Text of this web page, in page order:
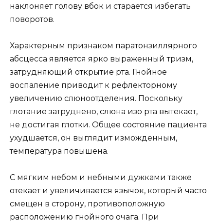
наклоняет голову вбок и старается избегать
поворотов.
Характерным признаком паратонзиллярного
абсцесса является ярко выраженный тризм,
затрудняющий открытие рта. Гнойное
воспаление приводит к рефлекторному
увеличению слюноотделения. Поскольку
глотание затруднено, слюна изо рта вытекает,
не достигая глотки. Общее состояние пациента
ухудшается, он выглядит изможденным,
температура повышена.
С мягким небом и небными дужками также
отекает и увеличивается язычок, который часто
смещен в сторону, противоположную
расположению гнойного очага. При